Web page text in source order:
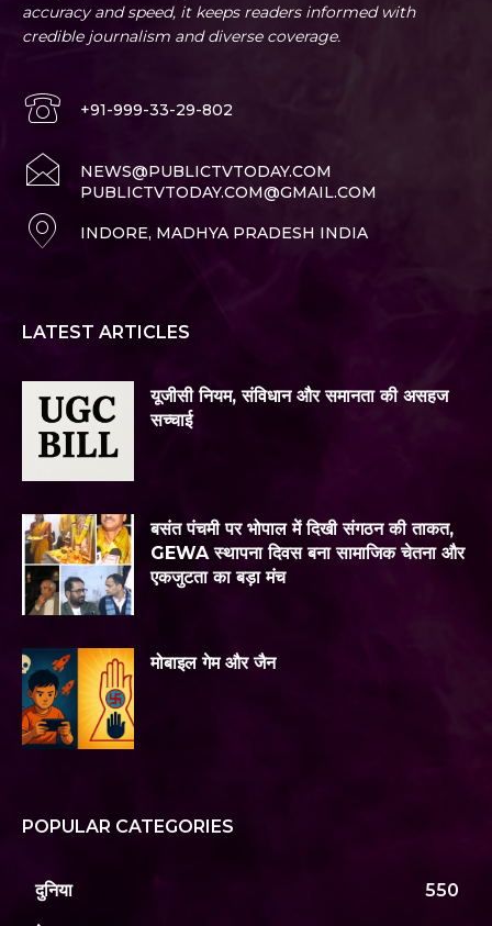
accuracy and speed, it keeps readers informed with
credible journalism and diverse coverage.
+91-999-33-29-802
NEWS@PUBLICTVTODAY.COM
PUBLICTVTODAY.COM@GMAIL.COM
INDORE, MADHYA PRADESH INDIA
LATEST ARTICLES
यूजीसी नियम, संविधान और समानता की असहज
सच्चाई
बसंत पंचमी पर भोपाल में दिखी संगठन की ताकत,
GEWA स्थापना दिवस बना सामाजिक चेतना और
एकजुटता का बड़ा मंच
मोबाइल गेम और जैन
POPULAR CATEGORIES
दुनिया 550